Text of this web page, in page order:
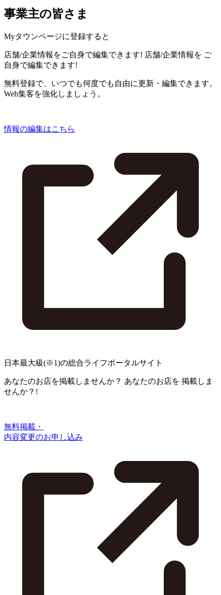
事業主の皆さま
Myタウンページに登録すると
店舗/企業情報をご自身で編集できます! 店舗/企業情報を ご
自身で編集できます!
無料登録で、いつでも何度でも自由に更新・編集できます。
Web集客を強化しましょう。
情報の編集はこちら
日本最大級(※1)の総合ライフポータルサイト
あなたのお店を掲載しませんか？ あなたのお店を 掲載しま
せんか？!
無料掲載・
内容変更のお申し込み